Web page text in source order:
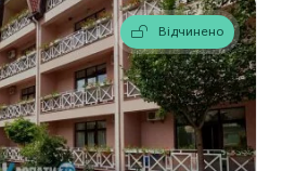
Відчинено